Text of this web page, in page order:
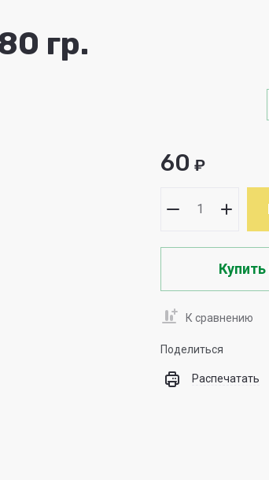
гр.
60 ₽
К сравнению
Поделиться
Распечатать